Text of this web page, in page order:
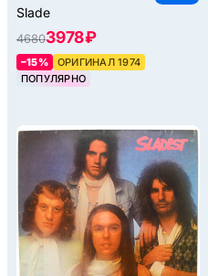
Slade
46803978 ₽
–15%
ОРИГИНАЛ 1974
ПОПУЛЯРНО